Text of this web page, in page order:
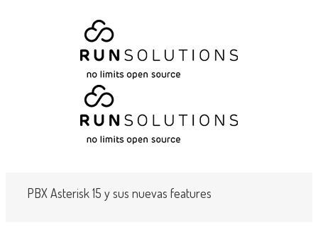
PBX Asterisk 15 y sus nuevas features